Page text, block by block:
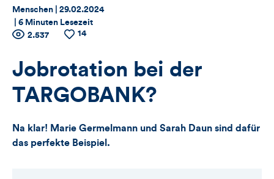
Thema:
Menschen | Datum:
29.02.2024
6 Minuten Lesezeit
Zähler
für
Views,
Likes
und
Anzahl
Views
2.537
Anzahl
14
Jobrotation bei der
TARGOBANK?
Na klar! Marie Germelmann und Sarah Daun sind dafür
das perfekte Beispiel.